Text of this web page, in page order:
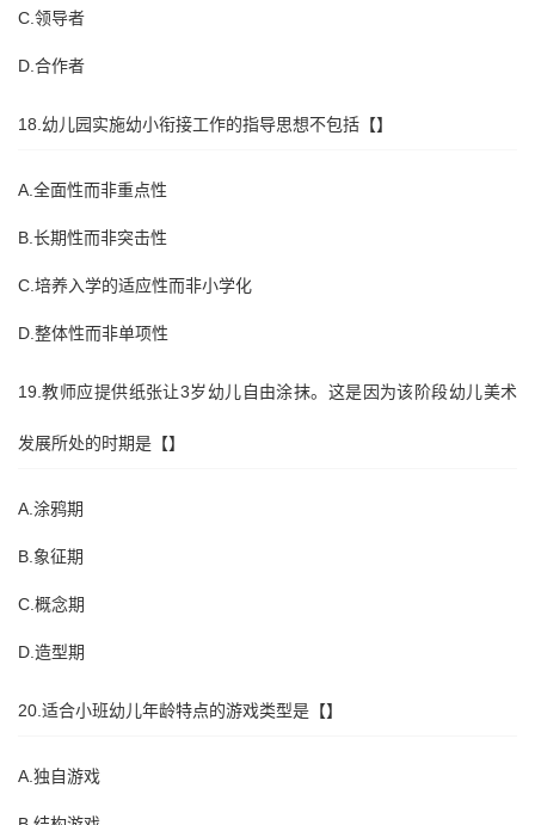
C.领导者
D.合作者
18.幼儿园实施幼小衔接工作的指导思想不包括【】
A.全面性而非重点性
B.长期性而非突击性
C.培养入学的适应性而非小学化
D.整体性而非单项性
19.教师应提供纸张让3岁幼儿自由涂抹。这是因为该阶段幼儿美术
发展所处的时期是【】
A.涂鸦期
B.象征期
C.概念期
D.造型期
20.适合小班幼儿年龄特点的游戏类型是【】
A.独自游戏